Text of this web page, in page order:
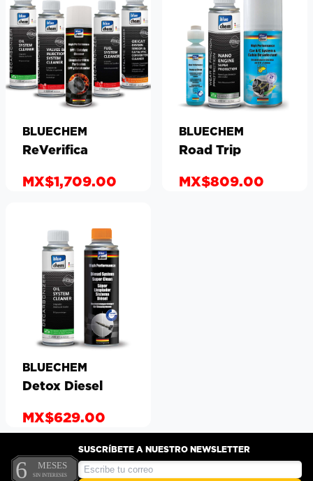
BLUECHEM
ReVerifica
MX$1,709.00
BLUECHEM
Road Trip
MX$809.00
BLUECHEM
Detox Diesel
MX$629.00
SUSCRÍBETE A NUESTRO NEWSLETTER